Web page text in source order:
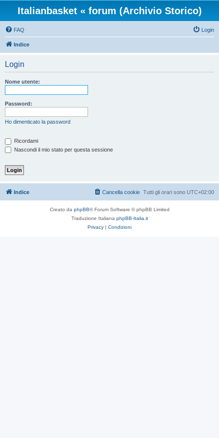
Italianbasket « forum (Archivio Storico)
FAQ Login
Indice
Login
Nome utente:
Password:
Ho dimenticato la password
Ricordami
Nascondi il mio stato per questa sessione
Indice Tutti gli orari sono UTC+02:00
Cancella cookie
Creato da phpBB® Forum Software © phpBB Limited
Traduzione Italiana phpBB-Italia.it
Privacy | Condizioni